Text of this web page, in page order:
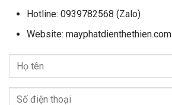
Hotline: 0939782568 (Zalo)
Website: mayphatdienthethien.com